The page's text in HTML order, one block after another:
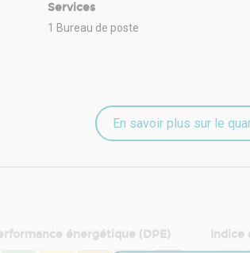
Services
1 Bureau de poste
En savoir plus sur le
énergétique (DPE) Indice